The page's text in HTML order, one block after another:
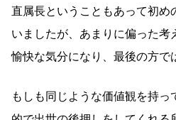
直属長ということもあって初め
いましたが、あまりに偏った考
愉快な気分になり、最後の方で
もしも同じような価値観を持っ